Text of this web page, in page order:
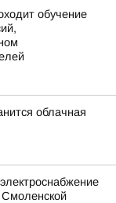
обучение
облачная
Смоленской